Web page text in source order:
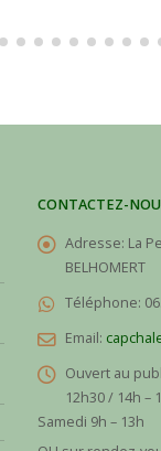
CONTACTEZ-
Adresse: La
BELHOMERT
Téléphone:
Email:
Ouvert au
12h30 / 14h –
Samedi 9h – 13h